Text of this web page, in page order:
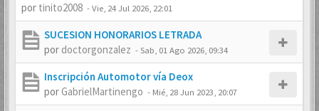
por tinito2008 -Vie, 24 Jul 2026, 22:01
SUCESION HONORARIOS LETRADA
por doctorgonzalez -Sab, 01 Ago 2026, 09:34
Inscripción Automotor vía Deox
porGabrielMartinengo - Mié, 28 Jun 2023, 20:07